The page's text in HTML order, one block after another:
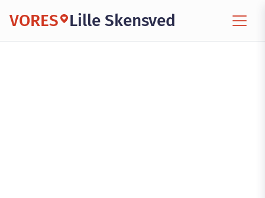
VORES Lille Skensved